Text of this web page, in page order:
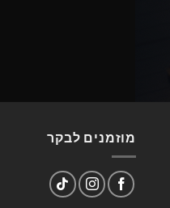
מוזמנים לבקר